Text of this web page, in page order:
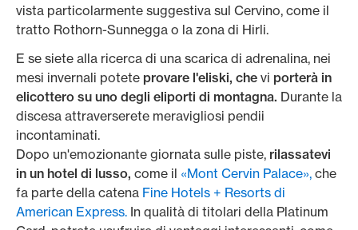
vista particolarmente suggestiva sul Cervino, come il
tratto Rothorn-Sunnegga o la zona di Hirli.
E se siete alla ricerca di una scarica di adrenalina, nei
mesi invernali potete provare l'eliski, che vi porterà in
elicottero su uno degli eliporti di montagna. Durante la
discesa attraverserete meravigliosi pendii
incontaminati.
Dopo un'emozionante giornata sulle piste, rilassatevi
in un hotel di lusso, come il «Mont Cervin Palace», che
fa parte della catena Fine Hotels + Resorts di
American Express. In qualità di titolari della Platinum